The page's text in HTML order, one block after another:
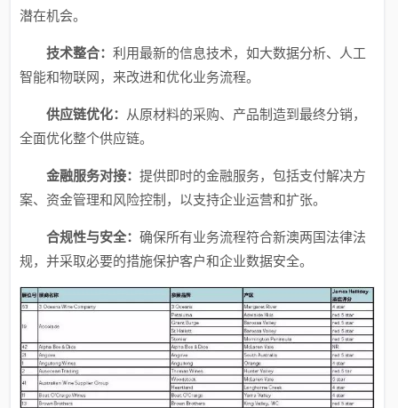
潜在机会。
技术整合：利用最新的信息技术，如大数据分析、人工
智能和物联网，来改进和优化业务流程。
供应链优化：
从原材料的采购、产品制造到最终分销，
全面优化整个供应链。
金融服务对接：提供即时的金融服务，包括支付解决方
案、资金管理和风险控制，以支持企业运营和扩张。
合规性与安全：确保所有业务流程符合新澳两国法律法
规，并采取必要的措施保护客户和企业数据安全。